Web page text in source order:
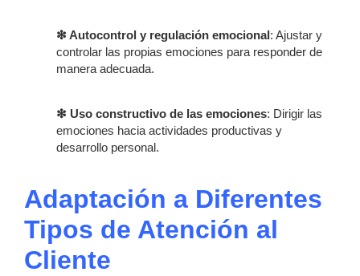
❇ Autocontrol y regulación emocional: Ajustar y
controlar las propias emociones para responder de
manera adecuada.
❇ Uso constructivo de las emociones: Dirigir las
emociones hacia actividades productivas y
desarrollo personal.
Adaptación a Diferentes
Tipos de Atención al
Cliente